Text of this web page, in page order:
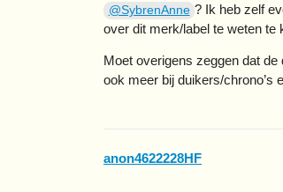
@SybrenAnne ? Ik heb zelf
over dit merk/label te weten te
Moet overigens zeggen dat
ook meer bij duikers/chrono’s
anon4622228HF